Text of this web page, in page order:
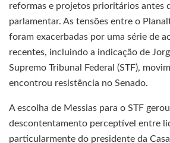
reformas e projetos prioritários antes
parlamentar. As tensões entre o
foram exacerbadas por uma série de
recentes, incluindo a indicação de
Supremo Tribunal Federal (STF),
encontrou resistência no Senado.
A escolha de Messias para o STF
descontentamento perceptível entre
particularmente do presidente da